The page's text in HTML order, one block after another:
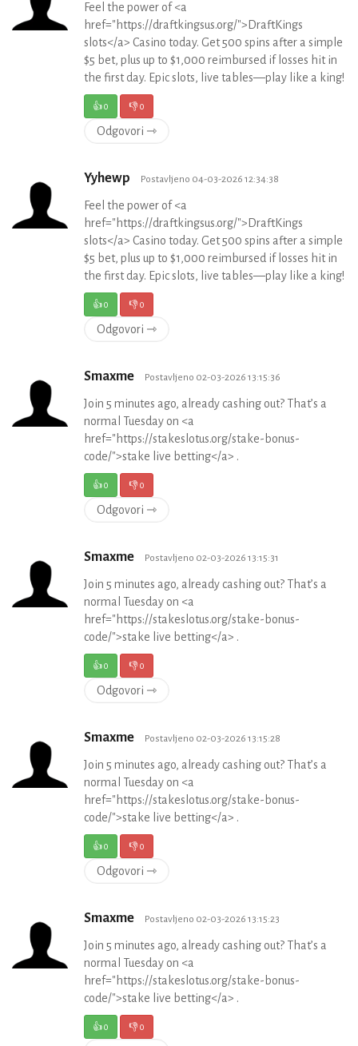
Feel the power of <a
href="https://draftkingsus.org/">DraftKings
slots</a> Casino today. Get 500 spins after a simple
$5 bet, plus up to $1,000 reimbursed if losses hit in
the first day. Epic slots, live tables—play like a king!
👍0 👎0
Odgovori ⇾
Yyhewp Postavljeno 04-03-2026 12:34:38
Feel the power of <a
href="https://draftkingsus.org/">DraftKings
slots</a> Casino today. Get 500 spins after a simple
$5 bet, plus up to $1,000 reimbursed if losses hit in
the first day. Epic slots, live tables—play like a king!
👍0 👎0
Odgovori ⇾
Smaxme Postavljeno 02-03-2026 13:15:36
Join 5 minutes ago, already cashing out? That’s a
normal Tuesday on <a
href="https://stakeslotus.org/stake-bonus-
code/">stake live betting</a> .
👍0 👎0
Odgovori ⇾
Smaxme Postavljeno 02-03-2026 13:15:31
Join 5 minutes ago, already cashing out? That’s a
normal Tuesday on <a
href="https://stakeslotus.org/stake-bonus-
code/">stake live betting</a> .
👍0 👎0
Odgovori ⇾
Smaxme Postavljeno 02-03-2026 13:15:28
Join 5 minutes ago, already cashing out? That’s a
normal Tuesday on <a
href="https://stakeslotus.org/stake-bonus-
code/">stake live betting</a> .
👍0 👎0
Odgovori ⇾
Smaxme Postavljeno 02-03-2026 13:15:23
Join 5 minutes ago, already cashing out? That’s a
normal Tuesday on <a
href="https://stakeslotus.org/stake-bonus-
code/">stake live betting</a> .
👍0 👎0